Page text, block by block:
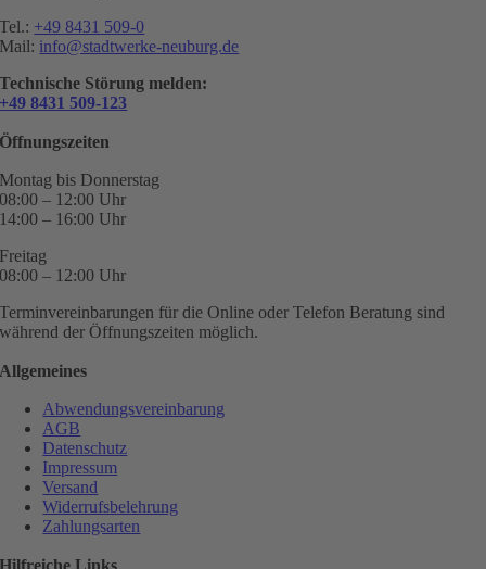
Tel.: +49 8431 509-0
Mail: info@stadtwerke-neuburg.de
Technische Störung melden:
+49 8431 509-123
Öffnungszeiten
Montag bis Donnerstag
08:00 – 12:00 Uhr
14:00 – 16:00 Uhr
Freitag
08:00 – 12:00 Uhr
Terminvereinbarungen für die Online oder Telefon Beratung sind
während der Öffnungszeiten möglich.
Allgemeines
Abwendungsvereinbarung
AGB
Datenschutz
Impressum
Versand
Widerrufsbelehrung
Zahlungsarten
Hilfreiche Links